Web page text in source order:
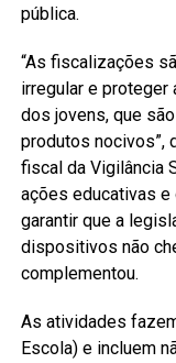
pública.
“As fiscalizações
irregular e proteger
dos jovens, que
produtos nocivos”,
fiscal da Vigilância
ações educativas
garantir que a
dispositivos não
complementou.
As atividades
Escola) e incluem